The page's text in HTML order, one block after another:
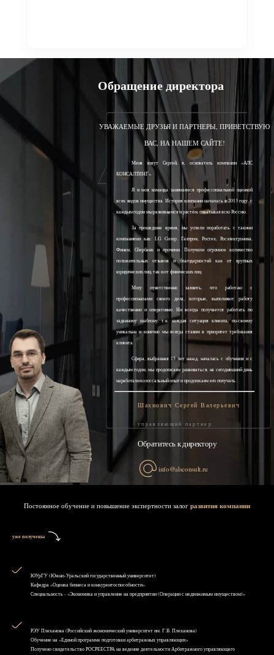
Обращение директора
УВАЖАЕМЫЕ ДРУЗЬЯ И ПАРТНЕРЫ, ПРИВЕТСТВУЮ
ВАС, НА НАШЕМ САЙТЕ!
Меня зовут Сергей, я, основатель компании «АЛС
КОНСАЛТИНГ».
Я и моя команда занимаемся профессиональной оценкой
всех видов имущества. История компании началась в 2013 году, с
каждым годом мы развиваемся и растём, охватывая всю Россию.
За прошедшее время, мы успели поработать с такими
компаниями как: LG Group, Газпром, Ростех, Росэлектроника,
Финам, Сбербанк и прочими. Получили огромное количество
положительных отзывов и благодарностей как от крупных
юридических лиц, так и от физических лиц.
Могу ответственно заявить, что работаю с
профессионалами своего дела, которые, выполняют работу
качественно и оперативно. Ни всегда получается работать по
заданному шаблону, т.к. каждая ситуация клиента, по-своему
уникальна и конечно мы всегда ставим в приоритет требования
клиента.
Сфера, выбранная 15 лет назад, началась с обучения и с
каждым годом, мы продолжаем развиваться, на сегодняшний день
наработали колоссальный опыт и продолжаем его получать.
Шахнович Сергей Валерьевич
управляющий партнер
Обратитесь к директору
info@alsconsult.ru
Постоянное обучение и повышение экспертности залог развития компании
уже получены
ЮУрГУ (Южно-Уральский государственный университет)
Кафедра «Оценка бизнеса и конкурентоспособности»
Специальность - «Экономика и управление на предприятии (Операции с недвижимым имуществом)»
РЭУ Плеханова (Российский экономический университет им. Г.В. Плеханова)
Обучение на «Единой программе подготовки арбитражных управляющих»
Получено свидетельство РОСРЕЕСТРА на ведение деятельности Арбитражного управляющего